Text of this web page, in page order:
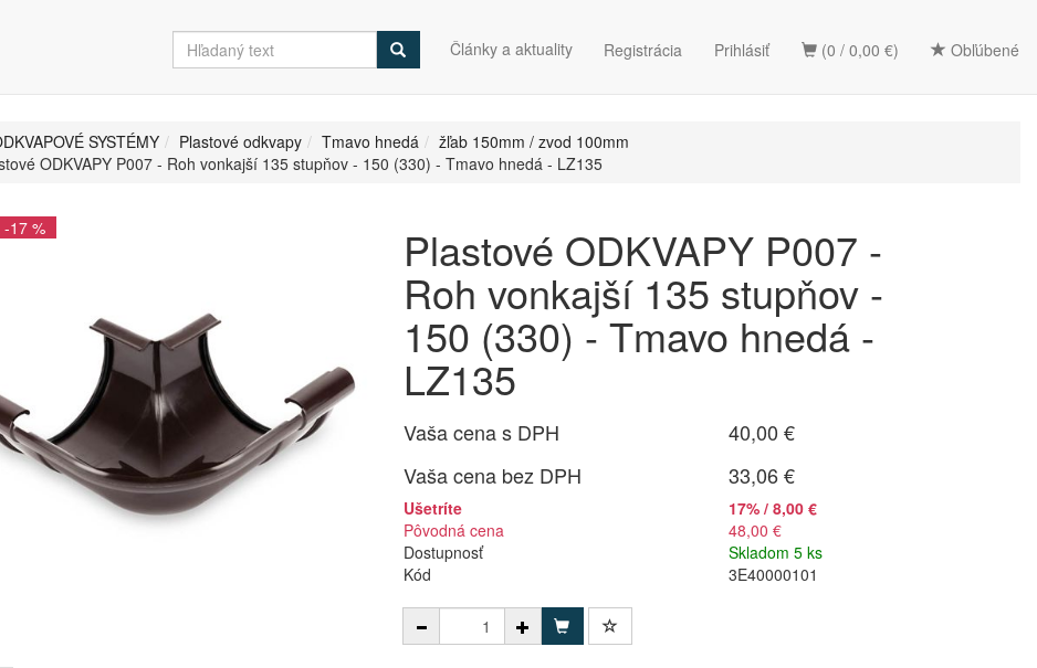
(0 / 0,00 €) Obľúbené
Články a aktuality Registrácia Prihlásiť
SYSTÉMY Plastové odkvapy Tmavo hnedá
žľab 150mm / zvod 100mm
ODKVAPY P007 - Roh vonkajší 135 stupňov - 150 (330) - Tmavo hnedá - LZ135
-17 % Plastové ODKVAPY P007 -
Roh vonkajší 135 stupňov -
150 (330) - Tmavo hnedá -
LZ135
Vaša cena s DPH
40,00 €
Vaša cena bez DPH
33,06 €
Ušetríte
17% / 8,00 €
Pôvodná cena
48,00 €
Dostupnosť
Skladom 5 ks
Kód
3E40000101